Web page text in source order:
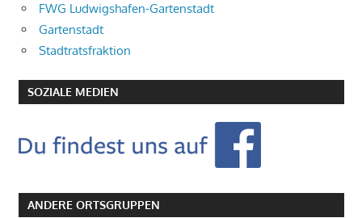
FWG Ludwigshafen-Gartenstadt
Gartenstadt
Stadtratsfraktion
SOZIALE MEDIEN
ANDERE ORTSGRUPPEN